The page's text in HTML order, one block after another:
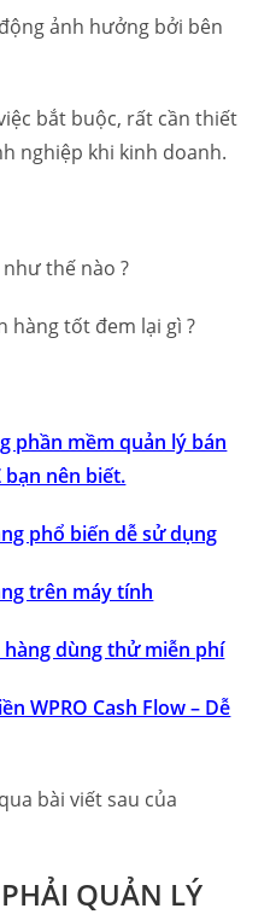
ảnh hưởng bởi bên
bắt buộc, rất cần thiết
nghiệp khi kinh doanh.
thế nào ?
hàng tốt đem lại gì ?
phần mềm quản lý bán
bạn nên biết.
phổ biến dễ sử dụng
trên máy tính
dùng thử miễn phí
WPRO Cash Flow – Dễ
bài viết sau của
QUẢN LÝ